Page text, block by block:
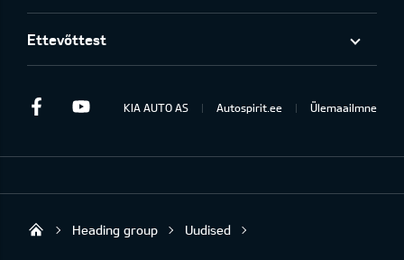
Ettevõttest
FacebookYoutube
KIA AUTO AS Autospirit.ee Ülemaailmne
Autospirit Tartu OÜ
Heading group Uudised